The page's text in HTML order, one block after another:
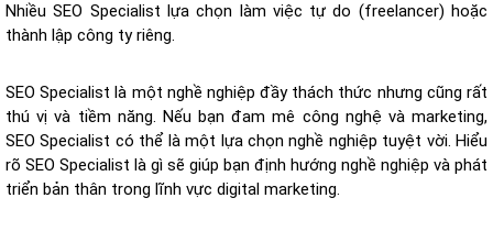
Nhiều SEO Specialist lựa chọn làm việc tự do (freelancer) hoặc
thành lập công ty riêng.
SEO Specialist là một nghề nghiệp đầy thách thức nhưng cũng rất
thú vị và tiềm năng. Nếu bạn đam mê công nghệ và marketing,
SEO Specialist có thể là một lựa chọn nghề nghiệp tuyệt vời. Hiểu
rõ SEO Specialist là gì sẽ giúp bạn định hướng nghề nghiệp và phát
triển bản thân trong lĩnh vực digital marketing.